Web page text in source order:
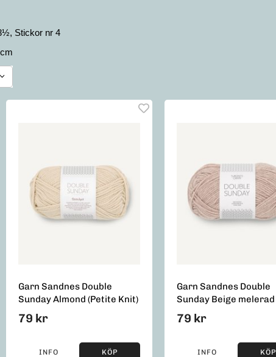
Stickor nr 4
Garn Sandnes Double
Sunday Almond (Petite Knit)
79 kr
INFO KÖP
Garn Sandnes Double
Sunday Beige melerad
79 kr
INFO KÖP